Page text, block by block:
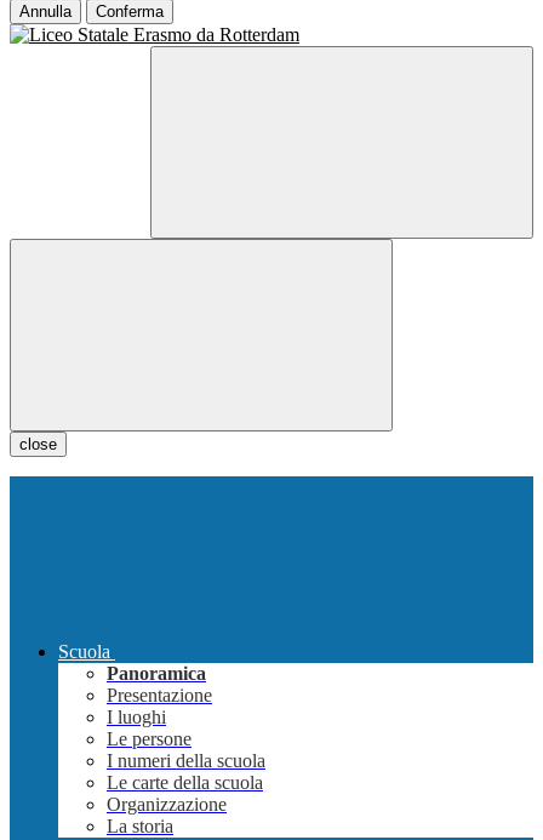
Annulla Conferma
close
Scuola
Panoramica
Presentazione
I luoghi
Le persone
I numeri della scuola
Le carte della scuola
Organizzazione
La storia